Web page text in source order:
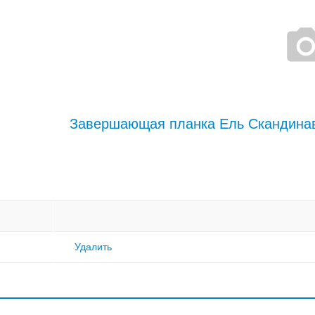
Завершающая планка Ель
Удалить